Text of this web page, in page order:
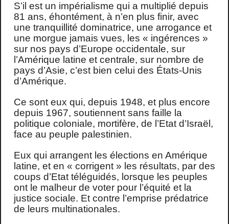
S’il est un impérialisme qui a multiplié depuis
81 ans, éhontément, à n’en plus finir, avec
une tranquillité dominatrice, une arrogance et
une morgue jamais vues, les « ingérences »
sur nos pays d’Europe occidentale, sur
l’Amérique latine et centrale, sur nombre de
pays d’Asie, c’est bien celui des États-Unis
d’Amérique.
Ce sont eux qui, depuis 1948, et plus encore
depuis 1967, soutiennent sans faille la
politique coloniale, mortifère, de l’Etat d’Israël,
face au peuple palestinien.
Eux qui arrangent les élections en Amérique
latine, et en « corrigent » les résultats, par des
coups d’Etat téléguidés, lorsque les peuples
ont le malheur de voter pour l’équité et la
justice sociale. Et contre l’emprise prédatrice
de leurs multinationales.